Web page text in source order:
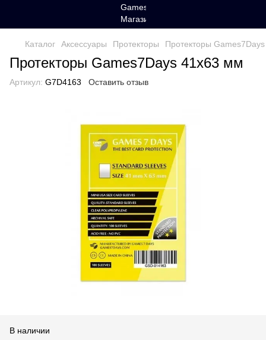
Каталог Аксессуары Протекторы Протекторы
Протекторы Games7Days 41x63 мм
Артикул: G7D4163 Оставить отзыв
В наличии